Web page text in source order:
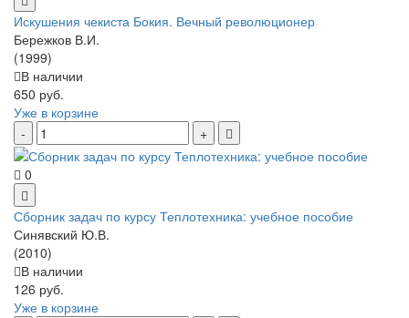
Искушения чекиста Бокия. Вечный революционер
Бережков В.И.
(1999)
В наличии
650 руб.
Уже в корзине
0
Сборник задач по курсу Теплотехника: учебное пособие
Синявский Ю.В.
(2010)
В наличии
126 руб.
Уже в корзине